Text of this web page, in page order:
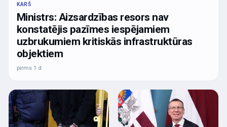
KARŠ
Ministrs: Aizsardzības resors nav
konstatējis pazīmes iespējamiem
uzbrukumiem kritiskās infrastruktūras
objektiem
pirms 1 d